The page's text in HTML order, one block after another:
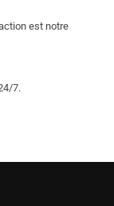
page
est notre
7.